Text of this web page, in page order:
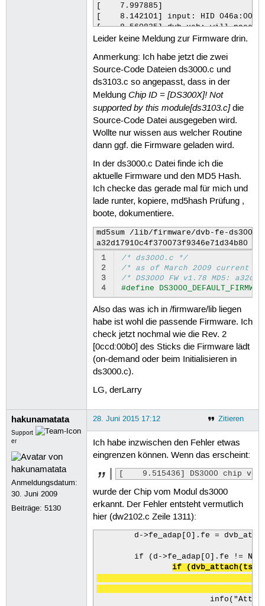
[    7.997885]
[    8.142101] input: HID 046a:0023
[    8.560835] dvb-usb: will pass the
[    8.624042] cherry
[    9.009607] dvb-usb: MAC
[    9.515436] DS3000 chip version:
[    9.659902] ts2020_attach: Read
[    9.747090]  Chip ID = [DS300X]!
[    9.762970] dw2102: Failed to
[    9.762970]
[    9.786470] dvb-usb: no frontend
[    9.814693] input: IR-receiver
[    9.858686] dvb-usb: schedule
[    9.887774]
[    9.925274] dvb-usb: Terratec
[    9.945833] usbcore: registered
[   10.041314] random:
[   12.037824] dvb-usb: recv bulk
[   12.065734] dw2102: i2c
[   12.949256] EXT4-fs
[   13.560543] EXT4-fs
Leider keine Meldung zur Firmware drin.
Anmerkung: Ich habe jetzt die zwei
Source-Code Dateien ds3000.c und
ds3103.c so angepasst, dass in der
Meldung Chip ID = [DS300X]! Not
supported by this module[ds3103.c]die
Source-Code Datei ausgegeben wird.
Wollte nur wissen aus welcher Routine
dann ggf. die Firmware geladen wird.
In der ds3000.c Datei finde ich die
aktuelle Firmware und den MD5 Hash.
Ich checke das gerade mal für mich und
lade runter, kopiere, md5hash Prüfung ,
boote, dokumentiere.
md5sum /lib/firmware/dvb-fe-
1
2
3
4
/* ds3000.c */
/* as of March 2009 current
/* DS3000 FW v1.78 MD5:
#define
Also das was ich in /firmware/lib liegen
habe ist wohl die passende Firmware. Ich
check jetzt nochmal wie die Rev. 2
[0ccd:00b0] des Sticks die Firmware lädt
(on-demand oder beim Initialisieren in
ds3000.c).
LG, derLarry
hakunamatata
Support
er
Anmeldungsdatum:
30. Juni 2009
Beiträge:5130
Zitieren
28. Juni 2015 17:12
Ich habe inzwischen den Fehler etwas
eingrenzen können. Wenn das erscheint:
[    9.515436] DS3000 chip
wurde der Chip vom Modul ds3000
erkannt. Der Fehler entsteht vermutlich
hier (dw2102.c Zeile 1311):
if